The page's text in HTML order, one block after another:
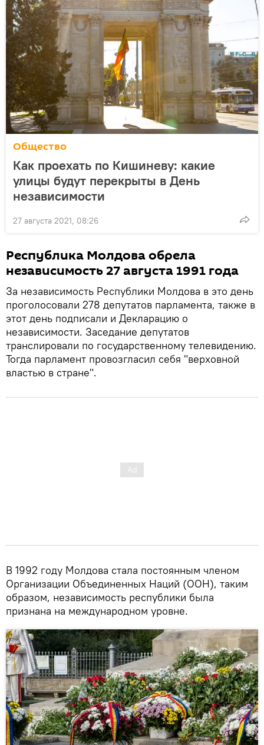
Общество
Как проехать по Кишиневу: какие
улицы будут перекрыты в День
независимости
27 августа 2021, 08:26
Республика Молдова обрела
независимость 27 августа 1991 года
За независимость Республики Молдова в это день
проголосовали 278 депутатов парламента, также в
этот день подписали и Декларацию о
независимости. Заседание депутатов
транслировали по государственному телевидению.
Тогда парламент провозгласил себя "верховной
властью в стране".
В 1992 году Молдова стала постоянным членом
Организации Объединенных Наций (ООН), таким
образом, независимость республики была
признана на международном уровне.